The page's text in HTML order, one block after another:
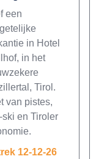
een
in Hotel
in het
Tirol.
van pistes,
ski en Tiroler
12-12-26